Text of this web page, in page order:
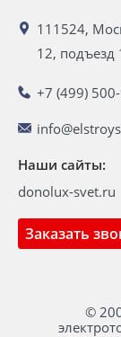
111524,
12, подъезд
+7 (499)
Заказать
Наши сайты:
donolux-svet.ru
©